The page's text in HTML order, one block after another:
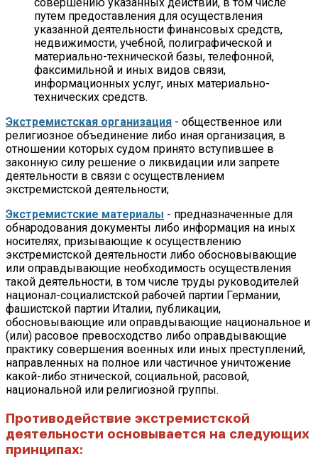
совершению указанных действий, в том числе
путем предоставления для осуществления
указанной деятельности финансовых средств,
недвижимости, учебной, полиграфической и
материально-технической базы, телефонной,
факсимильной и иных видов связи,
информационных услуг, иных материально-
технических средств.
Экстремистская организация - общественное или
религиозное объединение либо иная организация, в
отношении которых судом принято вступившее в
законную силу решение о ликвидации или запрете
деятельности в связи с осуществлением
экстремистской деятельности;
Экстремистские материалы - предназначенные для
обнародования документы либо информация на иных
носителях, призывающие к осуществлению
экстремистской деятельности либо обосновывающие
или оправдывающие необходимость осуществления
такой деятельности, в том числе труды руководителей
национал-социалистской рабочей партии Германии,
фашистской партии Италии, публикации,
обосновывающие или оправдывающие национальное и
(или) расовое превосходство либо оправдывающие
практику совершения военных или иных преступлений,
направленных на полное или частичное уничтожение
какой-либо этнической, социальной, расовой,
национальной или религиозной группы.
Противодействие экстремистской
деятельности основывается на следующих
принципах: